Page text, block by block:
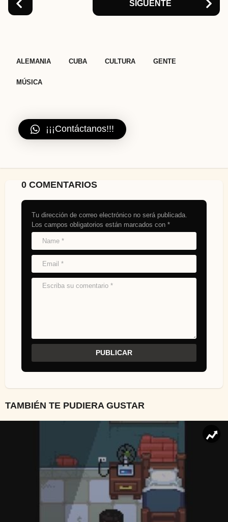
SIGUENTE
ALEMANIA CUBA CULTURA GENTE
MÚSICA
¡¡¡Contáctanos!!!
0 COMENTARIOS
Tu dirección de correo electrónico no será publicada.
Los campos obligatorios están marcados con *
TAMBIÉN TE PUDIERA GUSTAR